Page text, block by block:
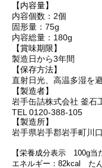
【内容量】
内容個数：2個
固形量：75g
内容総量：180g
【賞味期限】
製造日から3年間
【保存方法】
直射日光、高温多湿を
【製造者】
岩手缶詰株式会社 釜石
TEL 0120-388-105
【製造所】
岩手県岩手郡岩手町川
【栄養成分表示 100g当
エネルギー：82kcal た